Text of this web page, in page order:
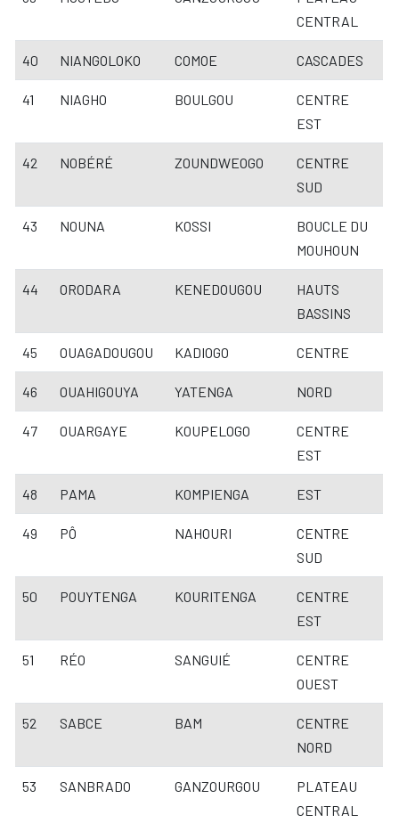
CENTRAL
40 NIANGOLOKO COMOE CASCADES
41 NIAGHO BOULGOU
CENTRE
EST
42 NOBÉRÉ ZOUNDWEOGO
CENTRE
SUD
43 NOUNA KOSSI
BOUCLE DU
MOUHOUN
44 ORODARA KENEDOUGOU
HAUTS
BASSINS
45 OUAGADOUGOU KADIOGO CENTRE
46 OUAHIGOUYA YATENGA NORD
47 OUARGAYE KOUPELOGO
CENTRE
EST
48 PAMA KOMPIENGA EST
49 PÔ NAHOURI
CENTRE
SUD
50 POUYTENGA KOURITENGA
CENTRE
EST
51 RÉO SANGUIÉ
CENTRE
OUEST
52 SABCE BAM
CENTRE
NORD
53 SANBRADO GANZOURGOU
PLATEAU
CENTRAL